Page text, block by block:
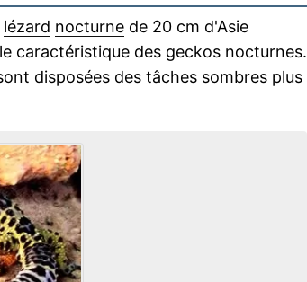
lézard nocturne de 20 cm d'Asie
caractéristique des geckos nocturnes.
disposées des tâches sombres plus